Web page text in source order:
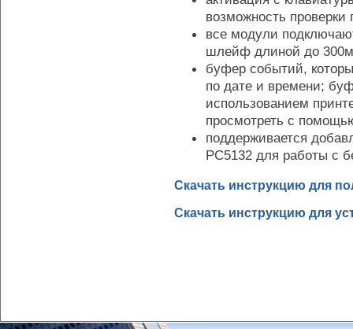
возможность
все модули
шлейф длиной до 300м
буфер событий,
по дате и времени;
использованием
просмотреть с
поддерживается
PC5132 для работы с
Скачать инструкцию для
Скачать инструкцию для